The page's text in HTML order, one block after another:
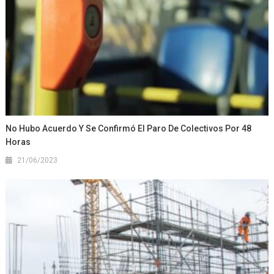
No Hubo Acuerdo Y Se Confirmó El Paro De Colectivos Por 48
Horas
21/06/2023